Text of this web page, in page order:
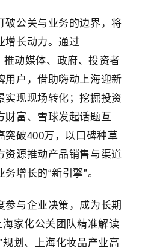
破公关与业务的边界，将
增长动力。通过
推动媒体、政府、投资者
用户，借助嗨动上海迎新
实现现场转化；挖掘投资
财富、雪球发起话题互
突破400万，以口碑种草
资源推动产品销售与渠道
增长的“新引擎”。
参与企业决策，成为长期
家化公关团队精准解读
规划、上海化妆品产业高